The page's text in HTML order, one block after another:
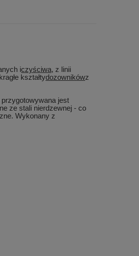
iczyściwa, z linii
kształtydozownikówz
jest
ze stali nierdzewnej - co
Wykonany z